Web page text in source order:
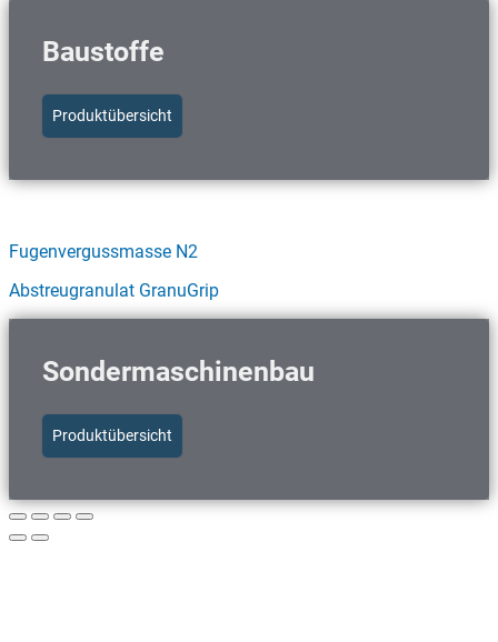
Baustoffe
Produktübersicht
Fugenvergussmasse N2
Abstreugranulat GranuGrip
Sondermaschinenbau
Produktübersicht